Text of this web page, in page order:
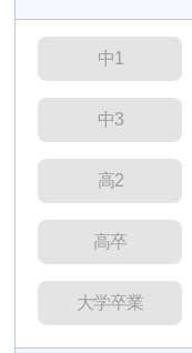
中1
中3
高2
高卒
大学卒業